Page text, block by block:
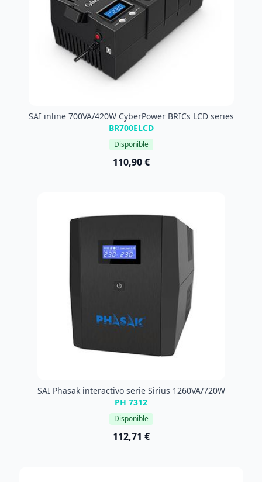
SAI inline 700VA/420W CyberPower BRICs LCD series
BR700ELCD
Disponible
110,90 €
SAI Phasak interactivo serie Sirius 1260VA/720W
PH 7312
Disponible
112,71 €